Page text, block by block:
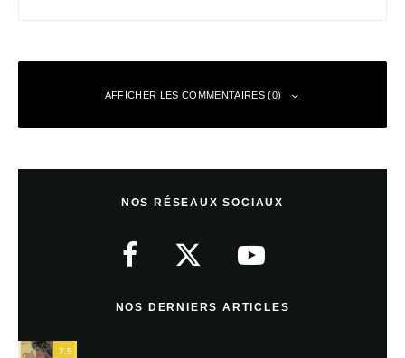
AFFICHER LES COMMENTAIRES (0)
NOS RÉSEAUX SOCIAUX
NOS DERNIERS ARTICLES
7.5